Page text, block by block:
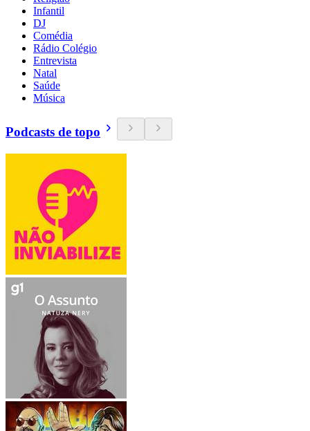
Infantil
DJ
Comédia
Rádio Colégio
Entrevista
Natal
Saúde
Música
Podcasts de topo